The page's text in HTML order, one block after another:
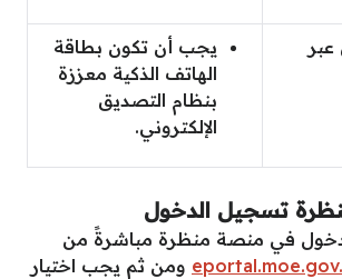
يجب أن تكون بطاقة
الهاتف الذكية معززة
بنظام التصديق
الإلكتروني.
تسجيل الدخول
في منصة منظرة مباشرةً من
ومن ثم يجب اختيار